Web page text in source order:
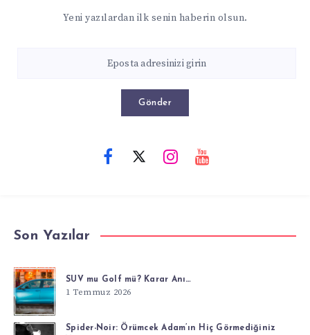
Yeni yazılardan ilk senin haberin olsun.
Gönder
Son Yazılar
SUV mu Golf mü? Karar Anı…
1 Temmuz 2026
Spider-Noir: Örümcek Adam’ın Hiç Görmediğiniz